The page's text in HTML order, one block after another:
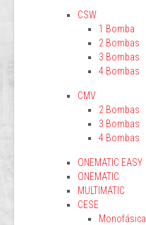
CSW
1 Bomba
2 Bombas
3 Bombas
4 Bombas
CMV
2 Bombas
3 Bombas
4 Bombas
ONEMATIC EASY
ONEMATIC
MULTIMATIC
CESE
Monofásica